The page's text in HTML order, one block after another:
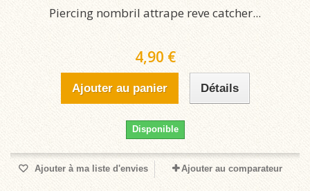
Piercing nombril attrape reve catcher...
4,90 €
Ajouter au panier Détails
Disponible
Ajouter à ma liste d'envies Ajouter au comparateur